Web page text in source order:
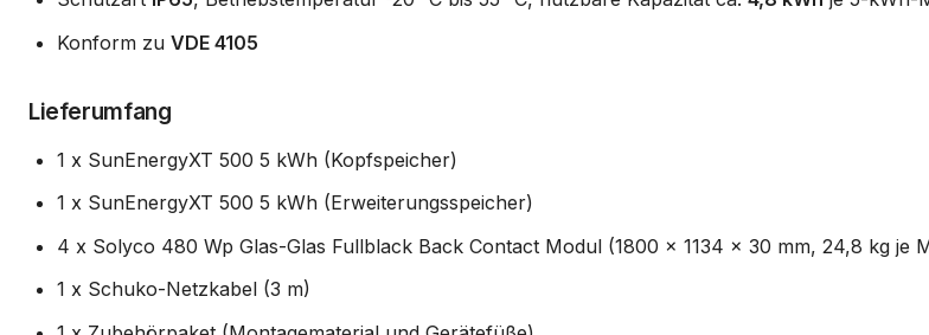
Konform zu VDE 4105
Lieferumfang
1 x SunEnergyXT 500 5 kWh (Kopfspeicher)
1 x SunEnergyXT 500 5 kWh (Erweiterungsspeicher)
4 x Solyco 480 Wp Glas-Glas Fullblack Back Contact Modul (1800 x 1134 x 30 mm, 24,8 kg je
1 x Schuko-Netzkabel (3 m)